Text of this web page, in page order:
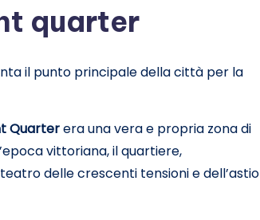
quarter
il punto principale della città per la
Quarterera una vera e propria zona di
vittoriana, il quartiere,
delle crescenti tensioni e dell’astio